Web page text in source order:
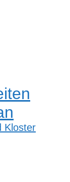
Kloster